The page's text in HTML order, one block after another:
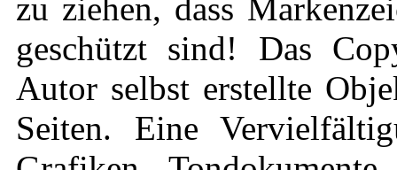
zu ziehen, dass
geschützt sind! Das
Autor selbst erstellte
Seiten. Eine